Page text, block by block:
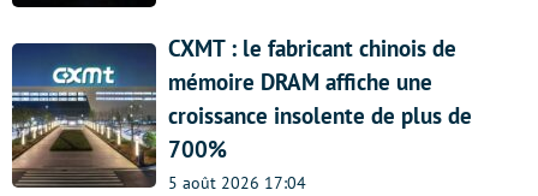
CXMT : le fabricant chinois de
mémoire DRAM affiche une
croissance insolente de plus de
700%
5 août 2026 17:04